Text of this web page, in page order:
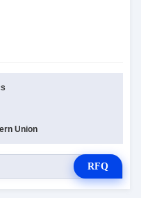
Union
RFQ